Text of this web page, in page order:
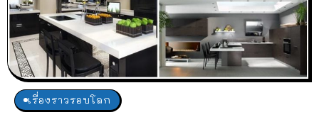
เรื่องราวรอบโลก